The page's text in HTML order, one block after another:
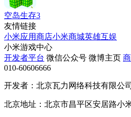
空岛生存3
友情链接
小米应用商店小米商城英雄互娱
小米游戏中心
开发者平台 微信公众号 微博主页
010-60606666
开发者：北京瓦力网络科技有限公司
北京地址：北京市昌平区安居路小